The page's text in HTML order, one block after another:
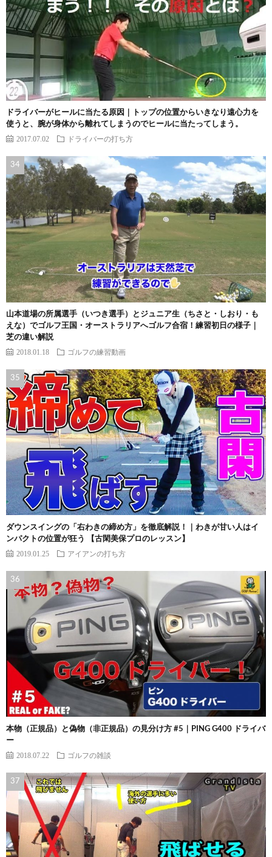
ドライバーがヒールに当たる原因｜トップの位置からいきなり遠心力を
使うと、腕が身体から離れてしまうのでヒールに当たってしまう。
2017.07.02 ドライバーの打ち方
山本道場の所属選手（いつき選手）とジュニア生（ちさと・しおり・も
えな）でゴルフ王国・オーストラリアへゴルフ合宿！練習初日の様子｜
芝の違い解説
2018.01.18 ゴルフの練習動画
ダウンスイングの「右わきの締め方」を徹底解説！｜わきが甘い人はイ
ンパクトの位置が狂う 【古閑美保プロのレッスン】
2019.01.25 アイアンの打ち方
本物（正規品）と偽物（非正規品）の見分け方 #5｜PING G400 ドライバ
ー
2018.07.22 ゴルフの雑談